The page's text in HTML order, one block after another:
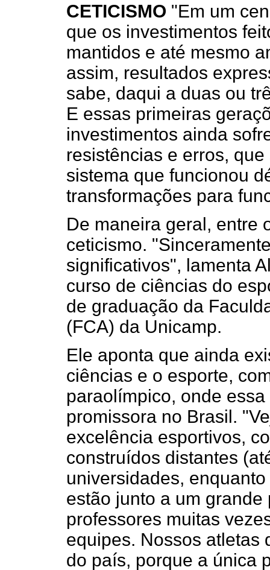
CETICISMO "Em um
que os investimentos
mantidos e até mesmo
assim, resultados
sabe, daqui a duas ou
E essas primeiras
investimentos ainda
resistências e erros,
sistema que funcionou
transformações para
De maneira geral, entre
ceticismo.
significativos", lamenta
curso de ciências do
de graduação da
(FCA) da Unicamp.
Ele aponta que ainda
ciências e o esporte,
paraolímpico, onde
promissora no Brasil.
excelência esportivos,
construídos distantes
universidades,
estão junto a um
professores muitas
equipes. Nossos atletas
do país, porque a única